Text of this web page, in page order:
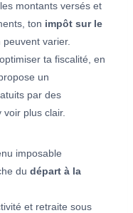
montants versés et
ton impôt sur le
varier.
ta fiscalité, en
un
par des
plus clair.
imposable
du départ à la
et retraite sous